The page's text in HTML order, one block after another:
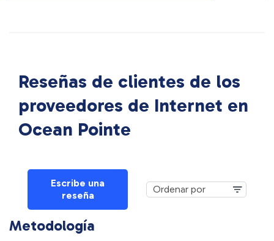
Reseñas de clientes de los
proveedores de Internet en
Ocean Pointe
Escribe una
reseña
Metodología